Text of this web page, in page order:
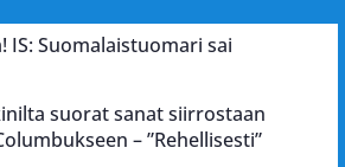
IS: Suomalaistuomari sai
suorat sanat siirrostaan
– ”Rehellisesti”